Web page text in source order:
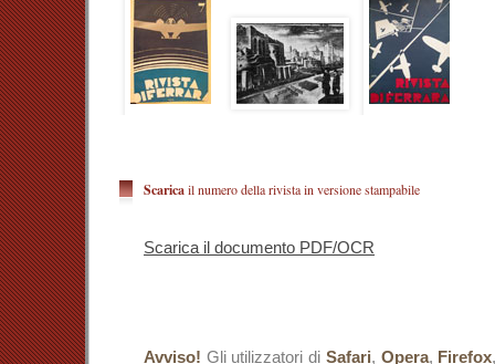
Balbo, la quale segnò una tappa di non poco
della prima metà del secolo a Ferrara.
I cataloghi e le cronache redatte dai
produzione artistica di questi decenni densi di
anche persistenze radicate nella tradizione
esponenti femminili, il cui percorso risulta
Accanto alla più studiata Adriana Bisi Fabbri, la
propria attività a Milano, sono soprattutto gli
In particolare, la Quilici, pur perseguendo un
confronti dei termini assunti a confronto,
Scaricail numero della rivista in versione stampabile
Scarica il documento PDF/OCR
Avviso! Gli utilizzatori di Safari, Opera, Firefox